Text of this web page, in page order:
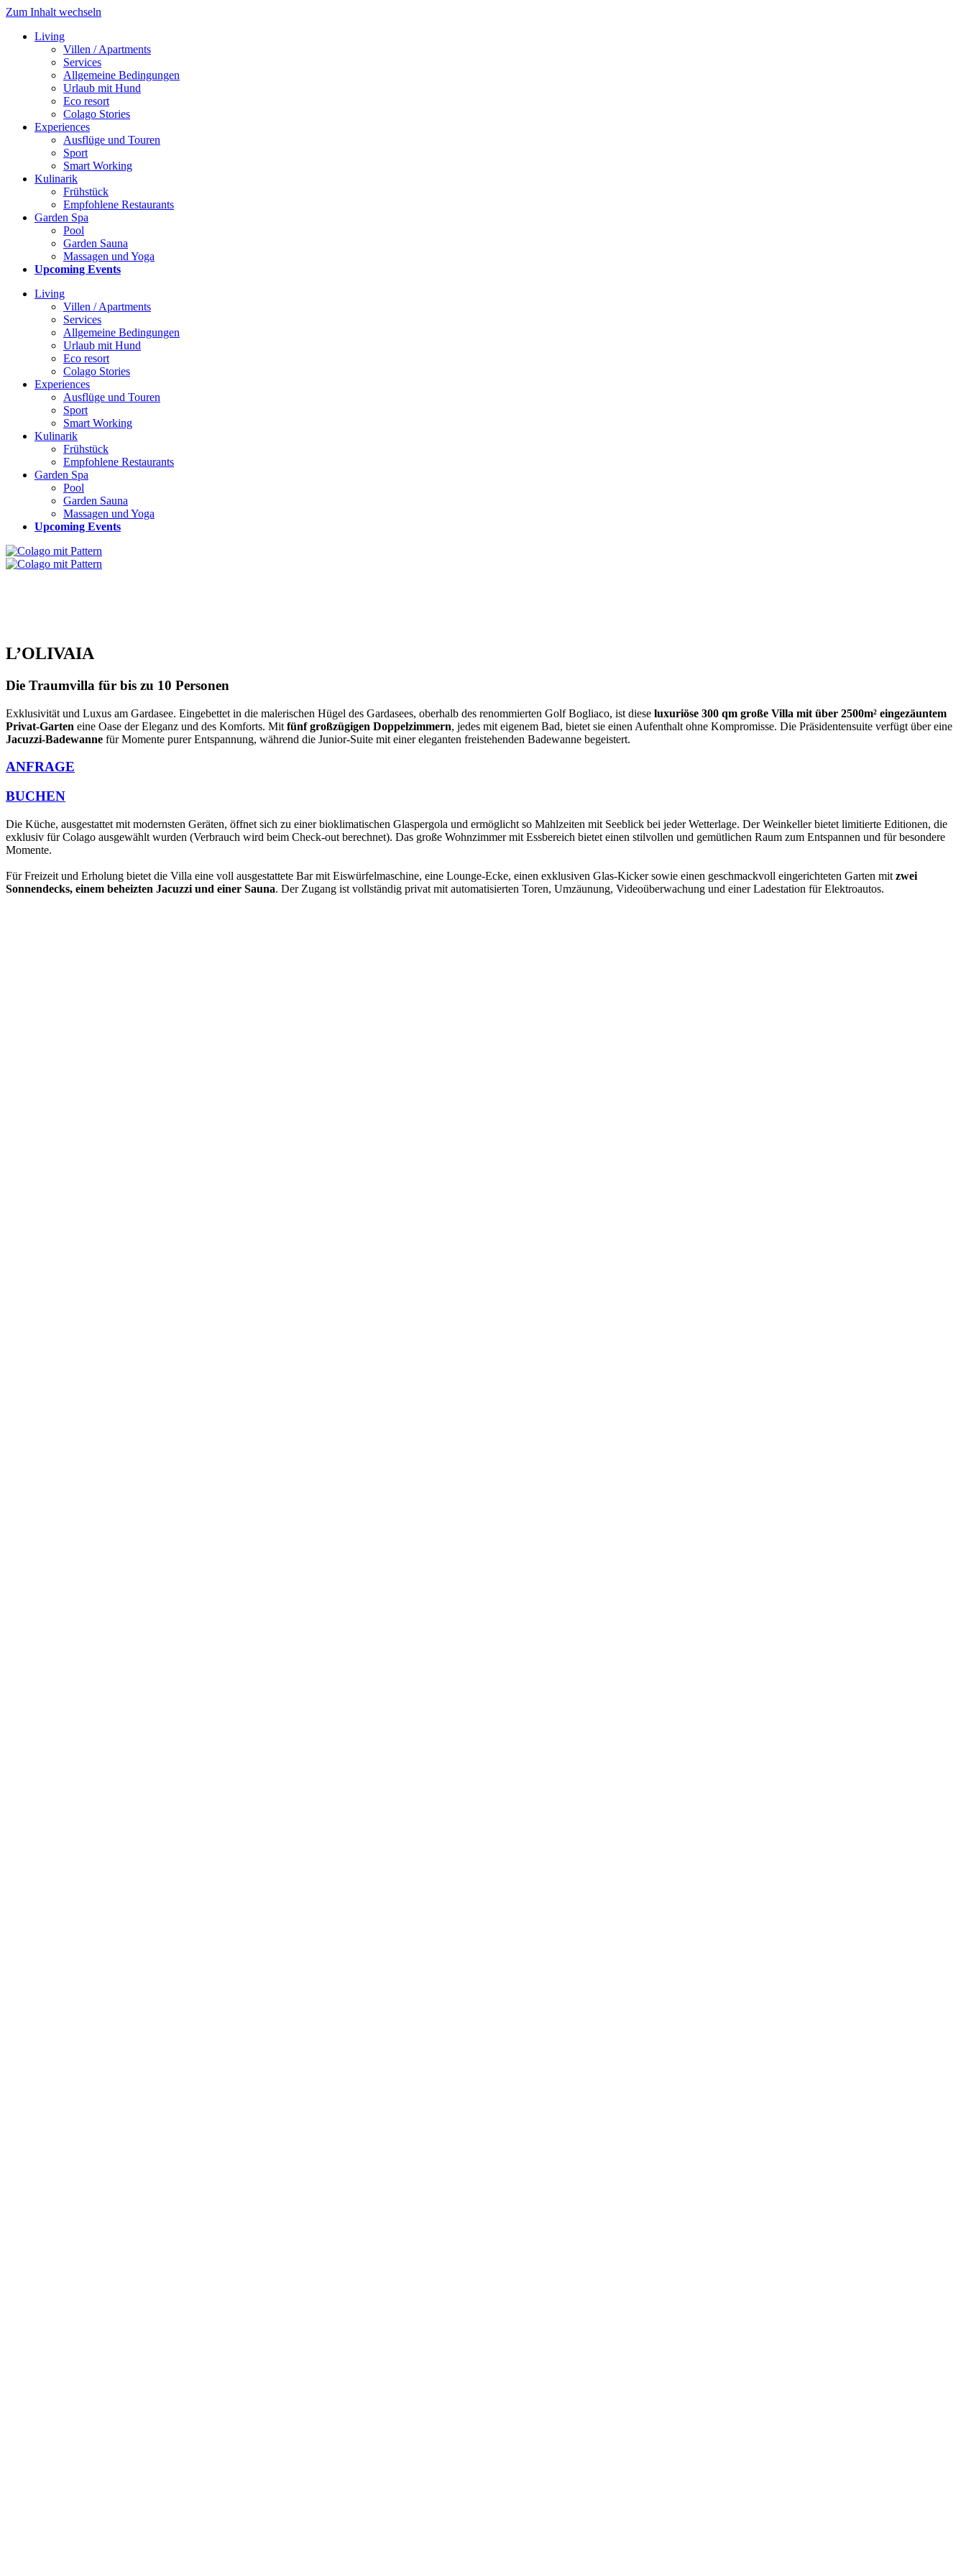
Zum Inhalt wechseln
Living
Villen / Apartments
Services
Allgemeine Bedingungen
Urlaub mit Hund
Eco resort
Colago Stories
Experiences
Ausflüge und Touren
Sport
Smart Working
Kulinarik
Frühstück
Empfohlene Restaurants
Garden Spa
Pool
Garden Sauna
Massagen und Yoga
Upcoming Events
Living
Villen / Apartments
Services
Allgemeine Bedingungen
Urlaub mit Hund
Eco resort
Colago Stories
Experiences
Ausflüge und Touren
Sport
Smart Working
Kulinarik
Frühstück
Empfohlene Restaurants
Garden Spa
Pool
Garden Sauna
Massagen und Yoga
Upcoming Events
L’OLIVAIA
Die Traumvilla für bis zu 10 Personen
Exklusivität und Luxus am Gardasee. Eingebettet in die malerischen Hügel des Gardasees, oberhalb des renommierten Golf Bogliaco, ist diese luxuriöse 300 qm große Villa mit über 2500m² eingezäuntem
Privat-Garten eine Oase der Eleganz und des Komforts. Mit fünf großzügigen Doppelzimmern, jedes mit eigenem Bad, bietet sie einen Aufenthalt ohne Kompromisse. Die Präsidentensuite verfügt über eine
Jacuzzi-Badewanne für Momente purer Entspannung, während die Junior-Suite mit einer eleganten freistehenden Badewanne begeistert.
ANFRAGE
BUCHEN
Die Küche, ausgestattet mit modernsten Geräten, öffnet sich zu einer bioklimatischen Glaspergola und ermöglicht so Mahlzeiten mit Seeblick bei jeder Wetterlage. Der Weinkeller bietet limitierte Editionen, die
exklusiv für Colago ausgewählt wurden (Verbrauch wird beim Check-out berechnet). Das große Wohnzimmer mit Essbereich bietet einen stilvollen und gemütlichen Raum zum Entspannen und für besondere
Momente.
Für Freizeit und Erholung bietet die Villa eine voll ausgestattete Bar mit Eiswürfelmaschine, eine Lounge-Ecke, einen exklusiven Glas-Kicker sowie einen geschmackvoll eingerichteten Garten mit zwei
Sonnendecks, einem beheizten Jacuzzi und einer Sauna. Der Zugang ist vollständig privat mit automatisierten Toren, Umzäunung, Videoüberwachung und einer Ladestation für Elektroautos.